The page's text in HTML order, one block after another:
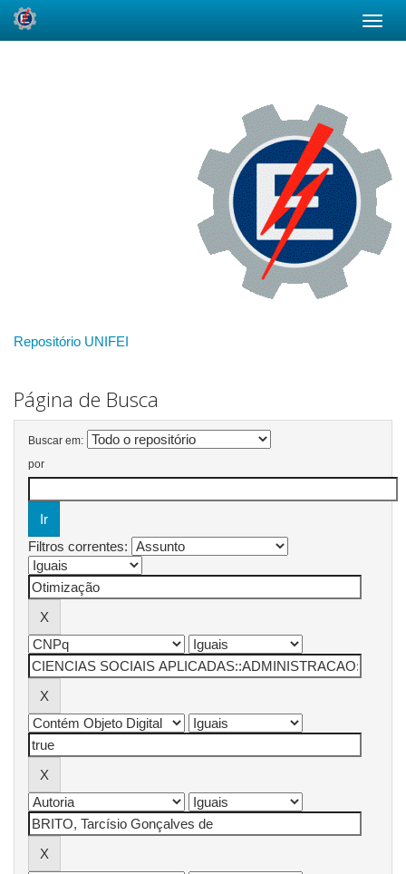
Repositório UNIFEI
Página de Busca
Buscar em:
por
Filtros correntes: